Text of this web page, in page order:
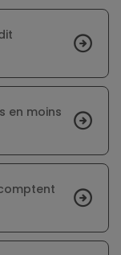
en moins